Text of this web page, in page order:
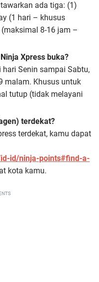
ada tiga: (1)
(1 hari – khusus
8-16 jam –
Xpress buka?
Senin sampai Sabtu,
malam. Khusus untuk
tutup (tidak melayani
terdekat?
terdekat, kamu dapat
id/ninja-points#find-a-
kota kamu.